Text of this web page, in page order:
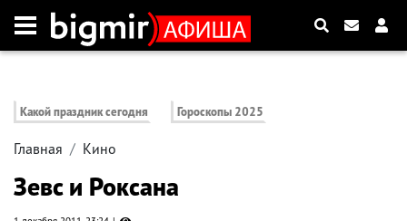
Какой праздник сегодня Гороскопы 2025
Главная Кино
Зевс и Роксана